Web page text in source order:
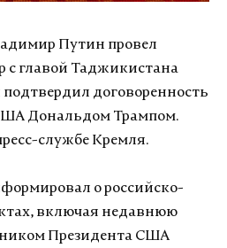
Путин провел
с главой Таджикистана
договоренность
Дональдом Трампом.
службе Кремля.
о российско-
включая недавнюю
Президента США